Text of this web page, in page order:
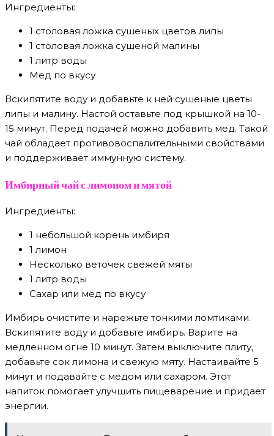
Ингредиенты:
1 столовая ложка сушеных цветов липы
1 столовая ложка сушеной малины
1 литр воды
Мед по вкусу
Вскипятите воду и добавьте к ней сушеные цветы
липы и малину. Настой оставьте под крышкой на 10-
15 минут. Перед подачей можно добавить мед. Такой
чай обладает противовоспалительными свойствами
и поддерживает иммунную систему.
Имбирный чай с лимоном и мятой
Ингредиенты:
1 небольшой корень имбиря
1 лимон
Несколько веточек свежей мяты
1 литр воды
Сахар или мед по вкусу
Имбирь очистите и нарежьте тонкими ломтиками.
Вскипятите воду и добавьте имбирь. Варите на
медленном огне 10 минут. Затем выключите плиту,
добавьте сок лимона и свежую мяту. Настаивайте 5
минут и подавайте с медом или сахаром. Этот
напиток помогает улучшить пищеварение и придаёт
энергии.